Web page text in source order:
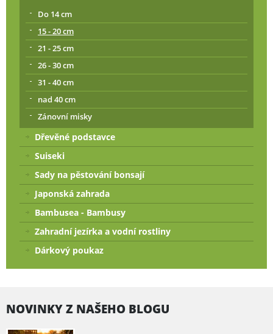
Do 14 cm
15 - 20 cm
21 - 25 cm
26 - 30 cm
31 - 40 cm
nad 40 cm
Zánovní misky
Dřevěné podstavce
Suiseki
Sady na pěstování bonsají
Japonská zahrada
Bambusea - Bambusy
Zahradní jezírka a vodní rostliny
Dárkový poukaz
NOVINKY Z NAŠEHO BLOGU